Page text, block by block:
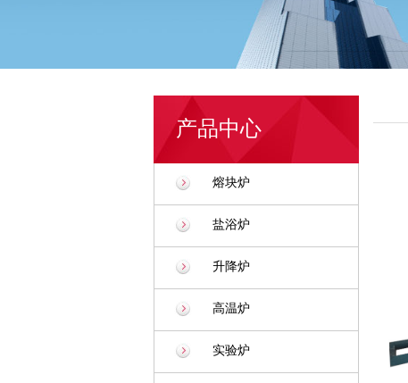
产品中心
熔块炉
盐浴炉
升降炉
高温炉
实验炉